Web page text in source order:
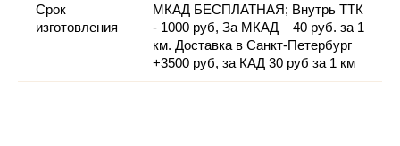
Срок
изготовления
МКАД БЕСПЛАТНАЯ; Внутрь ТТК
- 1000 руб, За МКАД – 40 руб. за 1
км. Доставка в Санкт-Петербург
+3500 руб, за КАД 30 руб за 1 км